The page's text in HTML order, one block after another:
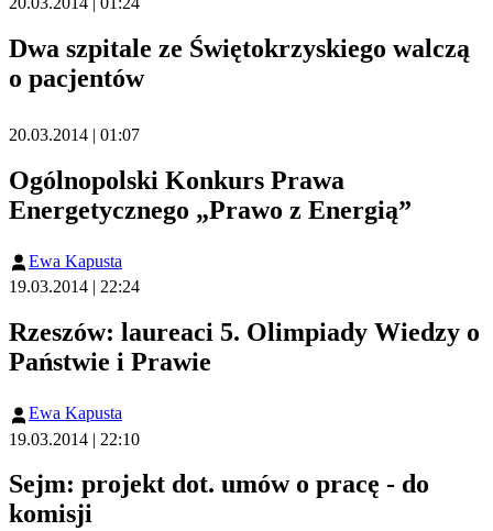
Dwa szpitale ze Świętokrzyskiego walczą
o pacjentów
20.03.2014 | 01:07
Ogólnopolski Konkurs Prawa
Energetycznego „Prawo z Energią”
Ewa Kapusta
19.03.2014 | 22:24
Rzeszów: laureaci 5. Olimpiady Wiedzy o
Państwie i Prawie
Ewa Kapusta
19.03.2014 | 22:10
Sejm: projekt dot. umów o pracę - do
komisji